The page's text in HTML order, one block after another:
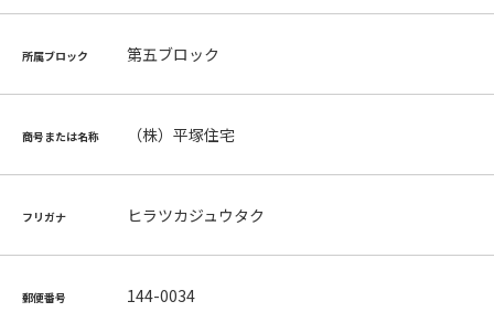
所属ブロック 第五ブロック
商号または名称 （株）平塚住宅
フリガナ ヒラツカジュウタク
郵便番号 144-0034